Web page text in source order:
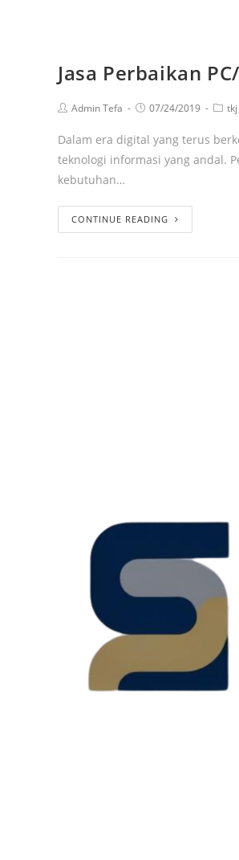
Jasa Perbaikan
Admin Tefa 07/24/2019 tkj
Dalam era digital yang terus
teknologi informasi yang andal.
kebutuhan…
CONTINUE READING